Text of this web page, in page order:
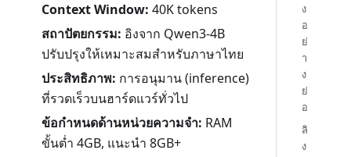
Context Window: 40K tokens
สถาปัตยกรรม: อิงจาก Qwen3-4B
ปรับปรุงให้เหมาะสมสำหรับภาษาไทย
ประสิทธิภาพ: การอนุมาน (inference)
ที่รวดเร็วบนฮาร์ดแวร์ทั่วไป
ข้อกำหนดด้านหน่วยความจำ: RAM
ขั้นต่ำ 4GB, แนะนำ 8GB+
ง
อ
ย่
า
ง
ย่
อ
ลิ
ง